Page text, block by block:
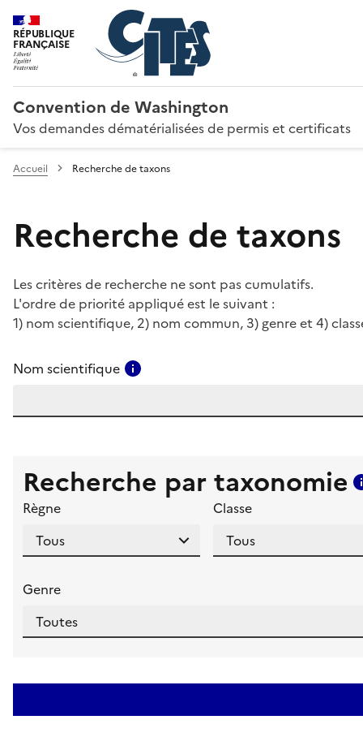
RÉPUBLIQUE
FRANÇAISE
Convention de Washington
Vos demandes dématérialisées de permis et certificats
Accueil Recherche de taxons
Recherche de taxons
Les critères de recherche ne sont pas cumulatifs.
L'ordre de priorité appliqué est le suivant :
1) nom scientifique, 2) nom commun, 3) genre et 4)
Nom scientifique
Recherche par taxonomie
Règne Classe
Genre